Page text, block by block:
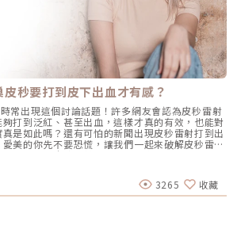
。楊仕安醫師以肉毒全臉拉提為題，將肌肉動態納
則以PROFHILO生物重塑為題，探討皮膚與組織狀
師也以Doublyx EVO彈力針在複合式微整形中的
尿酸如何配合不同治療策略。混合型注射與外輪廓
的治療方向。HArmonyCa、Ca-HA、CMC 與結構
料特性、組織支撐與輪廓規劃的重要性。袁正醫
醫師分別從混合型材料、緊緻支撐與外輪廓規劃切
純補充體積的框架。再生美學的應用也延伸至眼
璁醫師分享膠原蛋白增生劑在眼周自然美學中的
與膠原相關治療，簡銘成醫師則將焦點帶
。雖然三項講題治療部位與方式不同，卻都顯示
至更多臨床需求。在新材料與新技術受到關注的
過度填充症候群與間質纖維化為題，重新檢視注
變化，也為再生與複合治療的熱潮加入重要的風
，為再生美學打開更多可能白色疤痕治療、外泌
本屆研討會另一組受到關注的議題。討論焦點回
考治療方式該如何整合，才能更符合組織本身的
復領域，曹賜斌醫師分享微皮移植與外泌體的搭
秒要打到皮下出血才有感？
常出現這個討論話題！許多網友會認為皮秒雷射
打到泛紅、甚至出血，這樣才真的有效，也能對
是如此嗎？還有可怕的新聞出現皮秒雷射打到出
美的你先不要恐慌，讓我們一起來破解皮秒雷射
的主題是，皮秒雷射的「正常修復期」到底需要多
毛孔、去除臉上斑點的人要打多強才能符合期待
（圖／甯寓美學診所-鄭黃中宇醫師提供）皮秒雷
｜皮下出血原因1：雷射波長對血紅素反應高（圖
醫師提供）每一台皮秒雷射的波長皆不一樣，而
3265 收藏